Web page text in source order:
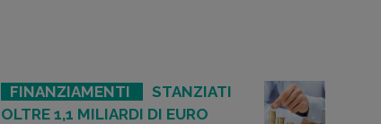
FINANZIAMENTI
STANZIATI
OLTRE 1,1 MILIARDI DI EURO